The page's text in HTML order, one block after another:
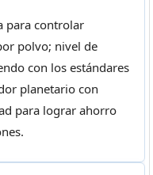
para controlar
polvo; nivel de
con los estándares
planetario con
para lograr ahorro